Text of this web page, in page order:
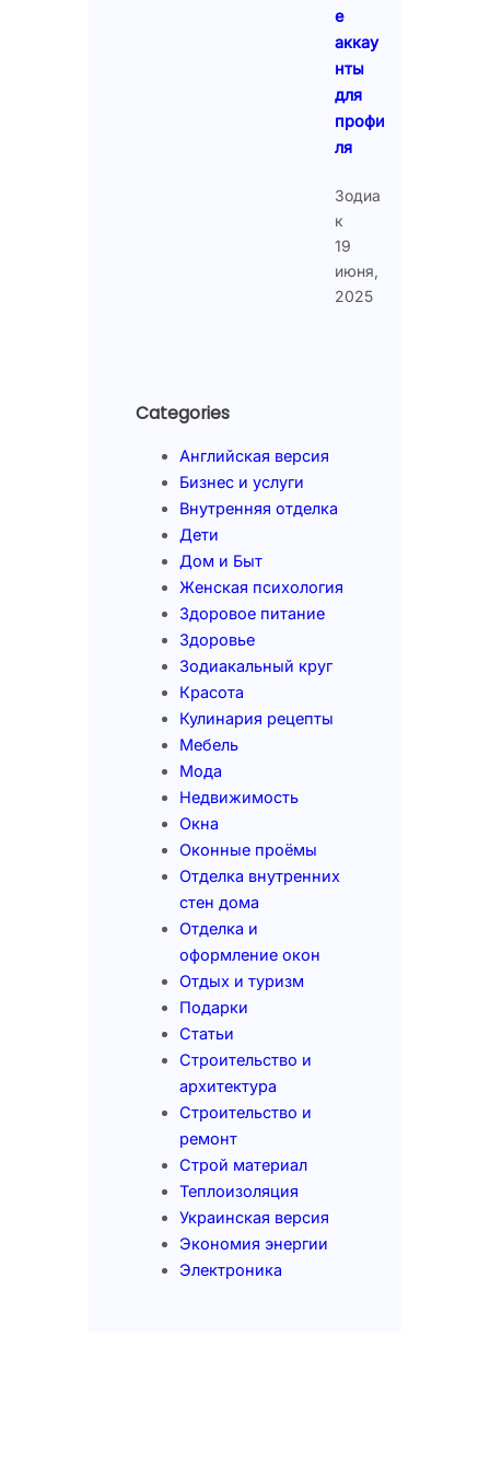
е
аккау
нты
для
профи
ля
Зодиа
к
19
июня,
2025
Categories
Английская версия
Бизнес и услуги
Внутренняя отделка
Дети
Дом и Быт
Женская психология
Здоровое питание
Здоровье
Зодиакальный круг
Красота
Кулинария рецепты
Мебель
Мода
Недвижимость
Окна
Оконные проёмы
Отделка внутренних
стен дома
Отделка и
оформление окон
Отдых и туризм
Подарки
Статьи
Строительство и
архитектура
Строительство и
ремонт
Строй материал
Теплоизоляция
Украинская версия
Экономия энергии
Электроника